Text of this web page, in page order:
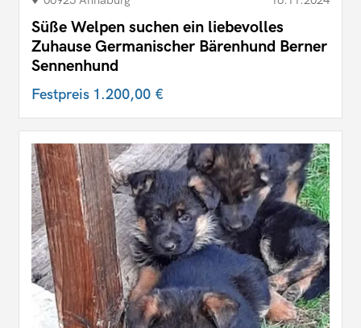
Süße Welpen suchen ein liebevolles
Zuhause Germanischer Bärenhund Berner
Sennenhund
Festpreis 1.200,00 €